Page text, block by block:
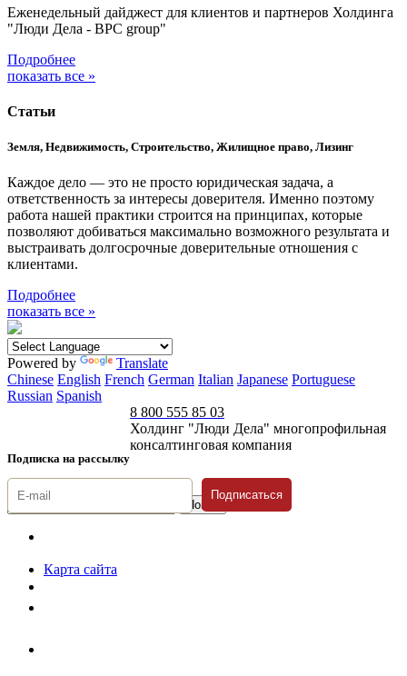
Еженедельный дайджест для клиентов и партнеров Холдинга
"Люди Дела - BPC group"
Подробнее
показать все »
Статьи
Земля, Недвижимость, Строительство, Жилищное право, Лизинг
Каждое дело — это не просто юридическая задача, а
ответственность за интересы доверителя. Именно поэтому
работа нашей практики строится на принципах, которые
позволяют добиваться максимально возможного результата и
выстраивать долгосрочные доверительные отношения с
клиентами.
Подробнее
показать все »
Powered by
Translate
Chinese English French German Italian Japanese Portuguese
Russian Spanish
Подписка на рассылку
8 800 555 85 03
Холдинг "Люди Дела" многопрофильная
консалтинговая компания
Подписаться
Карта сайта